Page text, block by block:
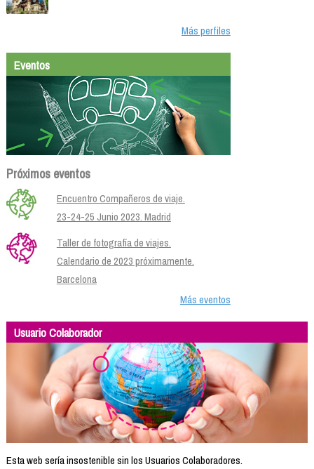
Más perfiles
Eventos
Próximos eventos
Encuentro Compañeros de viaje.
23-24-25 Junio 2023. Madrid
Taller de fotografía de viajes.
Calendario de 2023 próximamente.
Barcelona
Más eventos
Usuario Colaborador
Esta web sería insostenible sin los Usuarios Colaboradores.